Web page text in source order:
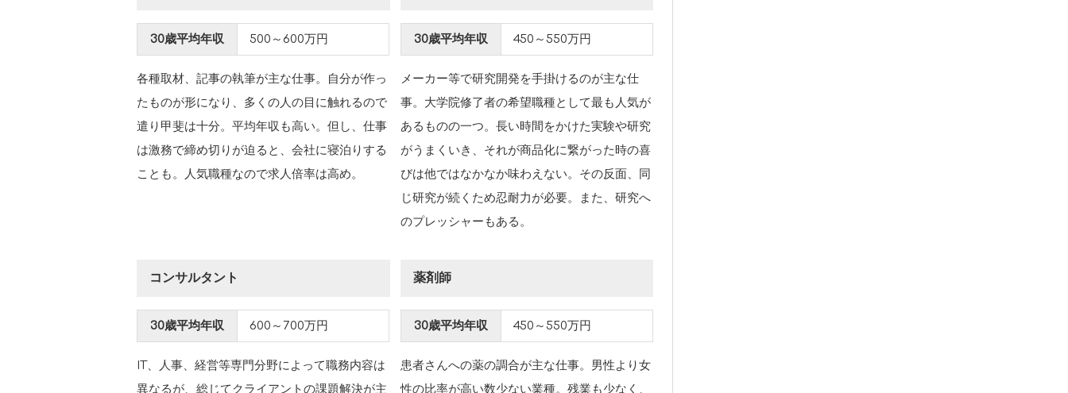
30歳平均年収 500～600万円
各種取材、記事の執筆が主な仕事。自分が作っ
たものが形になり、多くの人の目に触れるので
遣り甲斐は十分。平均年収も高い。但し、仕事
は激務で締め切りが迫ると、会社に寝泊りする
ことも。人気職種なので求人倍率は高め。
30歳平均年収 450～550万円
メーカー等で研究開発を手掛けるのが主な仕
事。大学院修了者の希望職種として最も人気が
あるものの一つ。長い時間をかけた実験や研究
がうまくいき、それが商品化に繋がった時の喜
びは他ではなかなか味わえない。その反面、同
じ研究が続くため忍耐力が必要。また、研究へ
のプレッシャーもある。
コンサルタント
30歳平均年収 600～700万円
IT、人事、経営等専門分野によって職務内容は
異なるが、総じてクライアントの課題解決が主
薬剤師
30歳平均年収 450～550万円
患者さんへの薬の調合が主な仕事。男性より女
性の比率が高い数少ない業種。残業も少なく、